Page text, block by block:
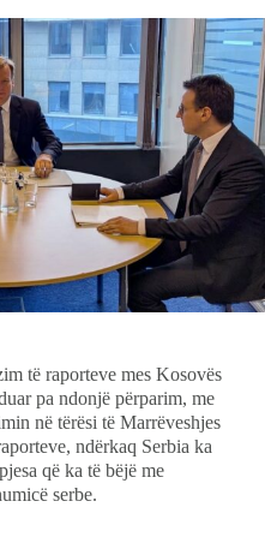
të raporteve mes Kosovës
pa ndonjë përparim, me
në tërësi të Marrëveshjes
ndërkaq Serbia ka
që ka të bëjë me
serbe.